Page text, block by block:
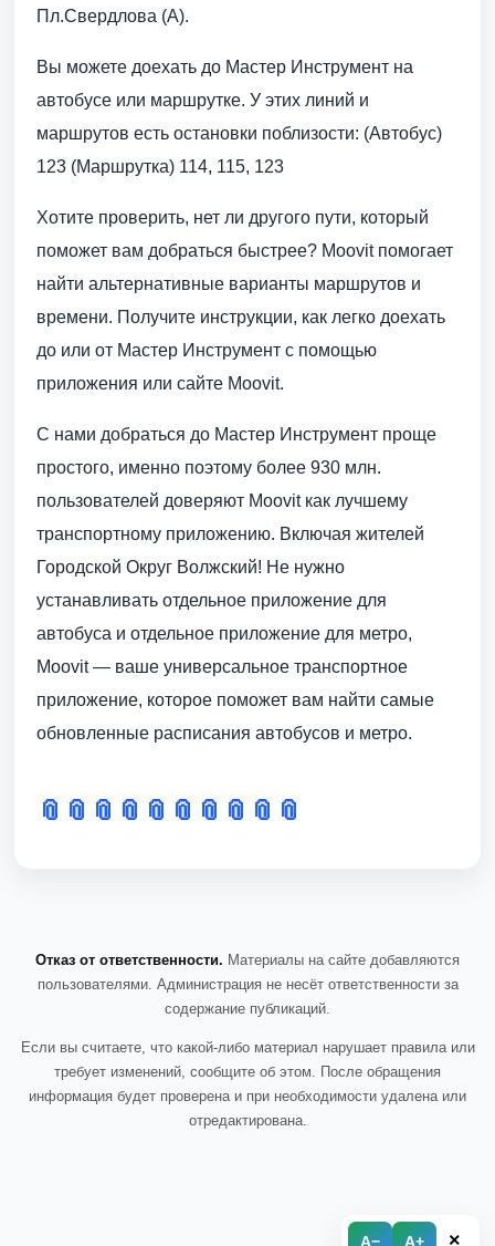
A− A+ ×
Пл.Свердлова (А).
Вы можете доехать до Мастер Инструмент на
автобусе или маршрутке. У этих линий и
маршрутов есть остановки поблизости: (Автобус)
123 (Маршрутка) 114, 115, 123
Хотите проверить, нет ли другого пути, который
поможет вам добраться быстрее? Moovit помогает
найти альтернативные варианты маршрутов и
времени. Получите инструкции, как легко доехать
до или от Мастер Инструмент с помощью
приложения или сайте Moovit.
С нами добраться до Мастер Инструмент проще
простого, именно поэтому более 930 млн.
пользователей доверяют Moovit как лучшему
транспортному приложению. Включая жителей
Городской Округ Волжский! Не нужно
устанавливать отдельное приложение для
автобуса и отдельное приложение для метро,
Moovit — ваше универсальное транспортное
приложение, которое поможет вам найти самые
обновленные расписания автобусов и метро.
📎 📎 📎 📎 📎 📎 📎 📎 📎 📎
Отказ от ответственности. Материалы на сайте добавляются
пользователями. Администрация не несёт ответственности за
содержание публикаций.
Если вы считаете, что какой-либо материал нарушает правила или
требует изменений, сообщите об этом. После обращения
информация будет проверена и при необходимости удалена или
отредактирована.